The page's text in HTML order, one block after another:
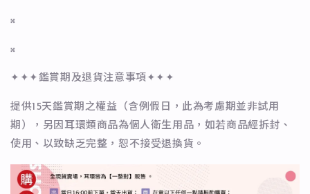
𝄪
𝄪
✦✦✦鑑賞期及退貨注意事項✦✦✦
提供15天鑑賞期之權益（含例假日，此為考慮期並非試用
期），另因耳環類商品為個人衛生用品，如若商品經拆封、
使用、以致缺乏完整，恕不接受退換貨。